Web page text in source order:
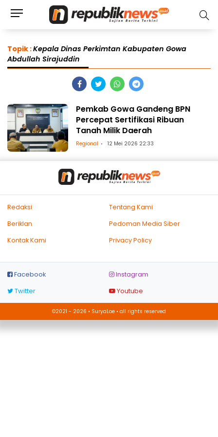
Topik :Kepala Dinas Perkimtan Kabupaten Gowa
Abdullah Sirajuddin
Pemkab Gowa Gandeng BPN
Percepat Sertifikasi Ribuan
Tanah Milik Daerah
Regional 12 Mei 2026 22:33
Redaksi
Tentang Kami
Beriklan
Pedoman Media Siber
Kontak Kami
Privacy Policy
Facebook
Instagram
Twitter
Youtube
©2021 - 2026 • SuryaLoe • all rights reserved